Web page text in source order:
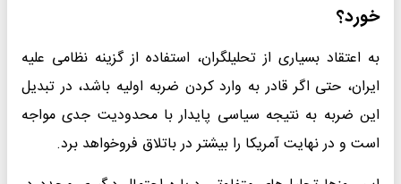
خورد؟
به اعتقاد بسیاری از تحلیلگران، استفاده از گزینه نظامی علیه
ایران، حتی اگر قادر به وارد کردن ضربه اولیه باشد، در تبدیل
این ضربه به نتیجه سیاسی پایدار با محدودیت جدی مواجه
است و در نهایت آمریکا را بیشتر در باتلاق فروخواهد برد.